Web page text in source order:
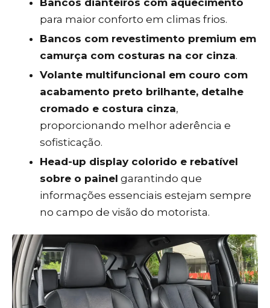
para maior conforto em climas frios.
Bancos com revestimento premium em
camurça com costuras na cor cinza.
Volante multifuncional em couro com
acabamento preto brilhante, detalhe
cromado e costura cinza,
proporcionando melhor aderência e
sofisticação.
Head-up display colorido e rebatível
sobre o painel garantindo que
informações essenciais estejam sempre
no campo de visão do motorista.